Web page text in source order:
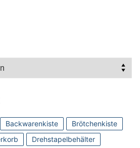
Backwarenkiste
Brötchenkiste
Drehstapelbehälter